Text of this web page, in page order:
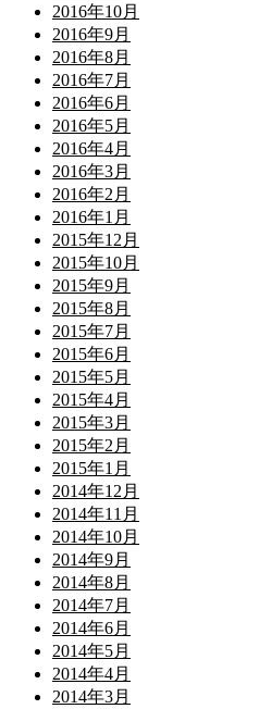
2016年10月
2016年9月
2016年8月
2016年7月
2016年6月
2016年5月
2016年4月
2016年3月
2016年2月
2016年1月
2015年12月
2015年10月
2015年9月
2015年8月
2015年7月
2015年6月
2015年5月
2015年4月
2015年3月
2015年2月
2015年1月
2014年12月
2014年11月
2014年10月
2014年9月
2014年8月
2014年7月
2014年6月
2014年5月
2014年4月
2014年3月